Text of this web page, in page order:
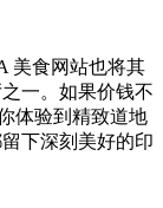
美食网站也将其
一。如果价钱不
体验到精致道地
下深刻美好的印